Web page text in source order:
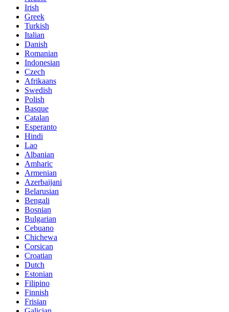
Irish
Greek
Turkish
Italian
Danish
Romanian
Indonesian
Czech
Afrikaans
Swedish
Polish
Basque
Catalan
Esperanto
Hindi
Lao
Albanian
Amharic
Armenian
Azerbaijani
Belarusian
Bengali
Bosnian
Bulgarian
Cebuano
Chichewa
Corsican
Croatian
Dutch
Estonian
Filipino
Finnish
Frisian